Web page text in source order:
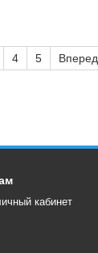
4 5 Вперед
кабинет